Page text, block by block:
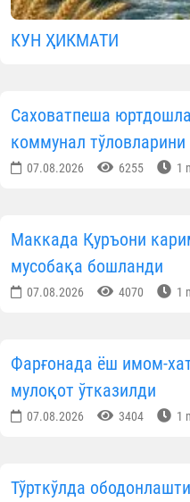
КУН ҲИКМАТИ
Саховатпеша
коммунал
07.08.2026 6255 1
Маккада Қуръони
мусобақа бошланди
07.08.2026 4070 1
Фарғонада ёш имом-
мулоқот ўтказилди
07.08.2026 3404 1
Тўрткўлда